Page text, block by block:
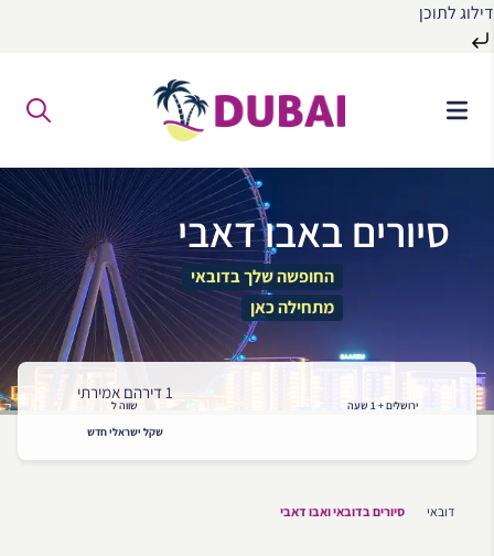
דילוג לתוכן
התוכן
סיורים באבו דאבי
החופשה שלך בדובאי
מתחילה כאן
ירושלים + 1 שעה
1 דירהם אמירתי
שווה ל
שקל ישראלי חדש
דובאי סיורים בדובאי ואבו דאבי